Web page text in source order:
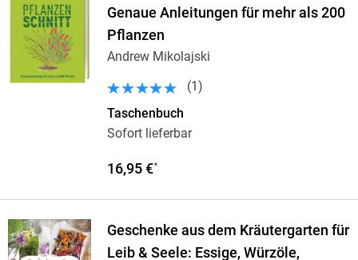
Genaue Anleitungen für mehr als 200
Pflanzen
Andrew Mikolajski
(1 )
Taschenbuch
Sofort lieferbar
16,95 €*
Geschenke aus dem Kräutergarten für
Leib & Seele: Essige, Würzöle,